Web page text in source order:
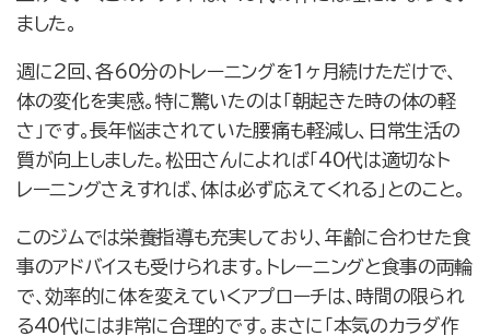
ました。
週に2回、各60分のトレーニングを1ヶ月続けただけで、
体の変化を実感。特に驚いたのは「朝起きた時の体の軽
さ」です。長年悩まされていた腰痛も軽減し、日常生活の
質が向上しました。松田さんによれば「40代は適切なト
レーニングさえすれば、体は必ず応えてくれる」とのこと。
このジムでは栄養指導も充実しており、年齢に合わせた食
事のアドバイスも受けられます。トレーニングと食事の両輪
で、効率的に体を変えていくアプローチは、時間の限られ
る40代には非常に合理的です。まさに「本気のカラダ作